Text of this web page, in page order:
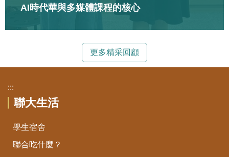
AI時代華與多媒體課程的核心
更多精采回顧
:::
聯大生活
學生宿舍
聯合吃什麼？